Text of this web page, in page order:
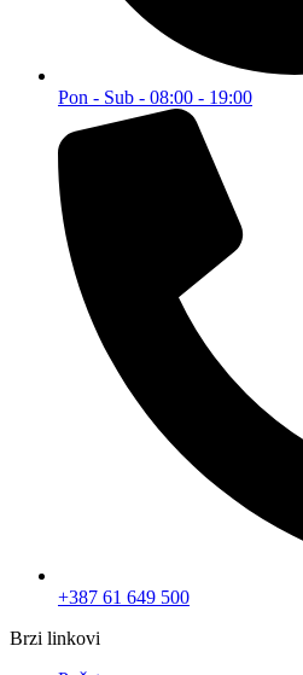
Pon - Sub - 08:00 - 19:00
+387 61 649 500
Brzi linkovi